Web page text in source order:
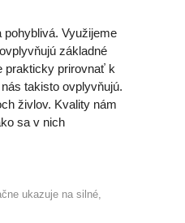
Využijeme
základné
prakticky prirovnať k
takisto ovplyvňujú.
živlov. Kvality nám
sa v nich
ukazuje na silné,